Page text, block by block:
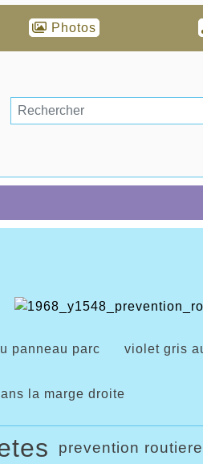
Photos
parc violet gris
la marge droite
prevention routiere